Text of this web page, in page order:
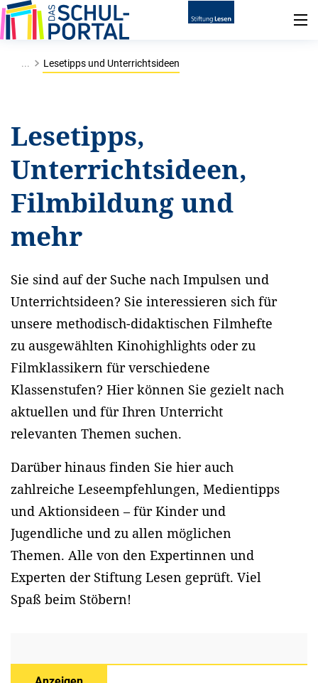
... Lesetipps und Unterrichtsideen
Lesetipps,
Unterrichtsideen,
Filmbildung und
mehr
Sie sind auf der Suche nach Impulsen und
Unterrichtsideen? Sie interessieren sich für
unsere methodisch-didaktischen Filmhefte
zu ausgewählten Kinohighlights oder zu
Filmklassikern für verschiedene
Klassenstufen? Hier können Sie gezielt nach
aktuellen und für Ihren Unterricht
relevanten Themen suchen.
Darüber hinaus finden Sie hier auch
zahlreiche Leseempfehlungen, Medientipps
und Aktionsideen – für Kinder und
Jugendliche und zu allen möglichen
Themen. Alle von den Expertinnen und
Experten der Stiftung Lesen geprüft. Viel
Spaß beim Stöbern!